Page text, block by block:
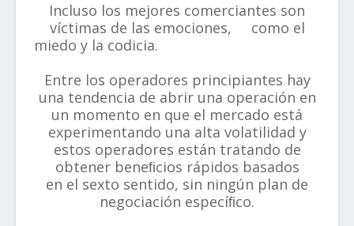
Incluso los mejores comerciantes son
víctimas de las emociones, como el
miedo y la codicia.
Entre los operadores principiantes hay
una tendencia de abrir una operación en
un momento en que el mercado está
experimentando una alta volatilidad y
estos operadores están tratando de
obtener beneﬁcios rápidos basados
en el sexto sentido, sin ningún plan de
negociación especíﬁco.